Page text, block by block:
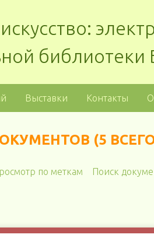
библиотеки
Выставки Контакты
(5
по меткам Поиск